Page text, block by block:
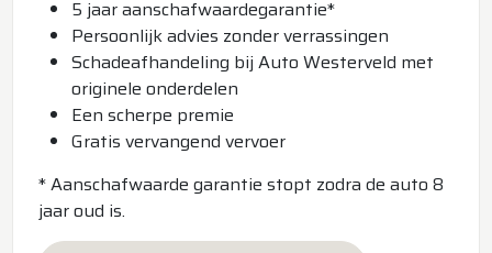
5 jaar aanschafwaardegarantie*
Persoonlijk advies zonder verrassingen
Schadeafhandeling bij Auto Westerveld met
originele onderdelen
Een scherpe premie
Gratis vervangend vervoer
* Aanschafwaarde garantie stopt zodra de auto 8
jaar oud is.